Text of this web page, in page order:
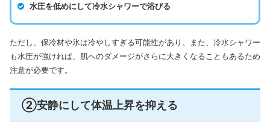
水圧を低めにして冷水シャワーで浴びる
ただし、保冷材や氷は冷やしすぎる可能性があり、また、冷水シャワー
も水圧が強ければ、肌へのダメージがさらに大きくなることもあるため
注意が必要です。
②安静にして体温上昇を抑える